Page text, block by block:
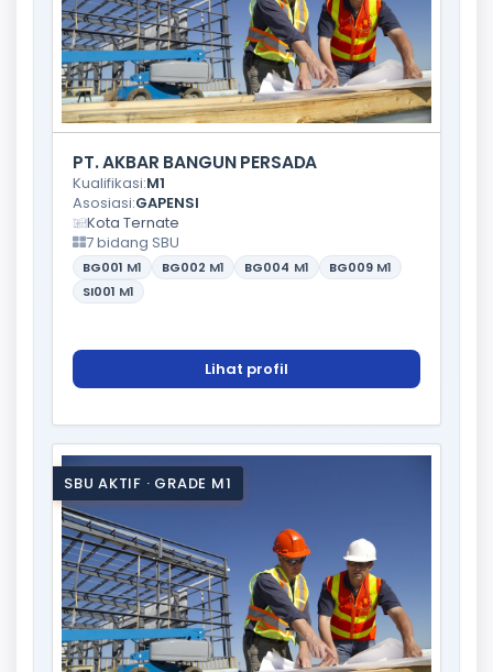
PT. AKBAR BANGUN PERSADA
Kualifikasi:M1
Asosiasi:GAPENSI
Kota Ternate
7 bidang SBU
BG001 M1 BG002 M1 BG004 M1 BG009 M1
SI001 M1
Lihat profil
SBU AKTIF · GRADE M1